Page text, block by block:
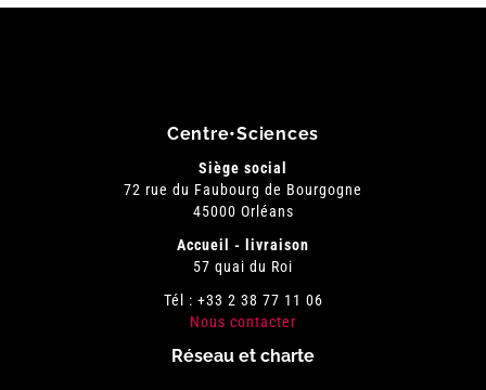
Centre•Sciences
Siège social
72 rue du Faubourg de Bourgogne
45000 Orléans
Accueil - livraison
57 quai du Roi
Tél : +33 2 38 77 11 06
Nous contacter
Réseau et charte